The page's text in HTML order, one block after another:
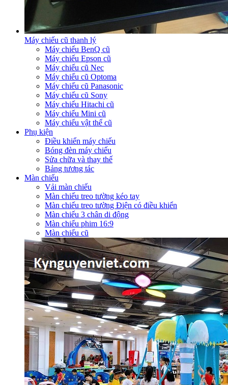
Máy chiếu cũ thanh lý
Máy chiếu BenQ cũ
Máy chiếu Epson cũ
Máy chiếu cũ Nec
Máy chiếu cũ Optoma
Máy chiếu cũ Panasonic
Máy chiếu cũ Sony
Máy chiếu Hitachi cũ
Máy chiếu Mini cũ
Máy chiếu vật thể cũ
Phụ kiện
Điều khiển máy chiếu
Bóng đèn máy chiếu
Sửa chữa và thay thế
Bảng tương tác
Màn chiếu
Vải màn chiếu
Màn chiếu treo tường kéo tay
Màn chiếu treo tường Điện có điều khiển
Màn chiếu 3 chân di động
Màn chiếu phim 16:9
Màn chiếu cũ